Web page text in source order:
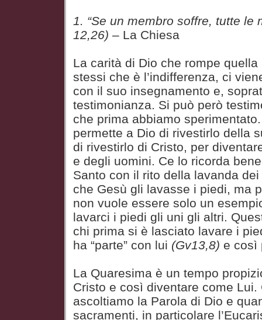
1. “Se un membro soffre, tutte le
12,26) – La Chiesa
La carità di Dio che rompe
stessi che è l’indifferenza, ci
con il suo insegnamento e,
testimonianza. Si può però
che prima abbiamo
permette a Dio di rivestirlo della
di rivestirlo di Cristo, per
e degli uomini. Ce lo ricorda
Santo con il rito della lavanda
che Gesù gli lavasse i piedi, ma
non vuole essere solo un
lavarci i piedi gli uni gli altri.
chi prima si è lasciato lavare i
ha “parte” con lui (Gv13,8) e così
La Quaresima è un tempo
Cristo e così diventare come
ascoltiamo la Parola di Dio e
sacramenti, in particolare